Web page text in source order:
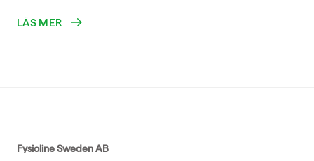
LÄS MER
Fysioline Sweden AB